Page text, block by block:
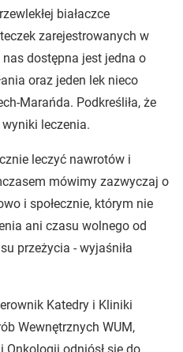
białaczce
zarejestrowanych w
dostępna jest jedna o
oraz jeden lek nieco
Marańda. Podkreśliła, że
leczenia.
leczyć nawrotów i
mówimy zazwyczaj o
i społecznie, którym nie
ani czasu wolnego od
przeżycia - wyjaśniła
Katedry i Kliniki
Wewnętrznych WUM,